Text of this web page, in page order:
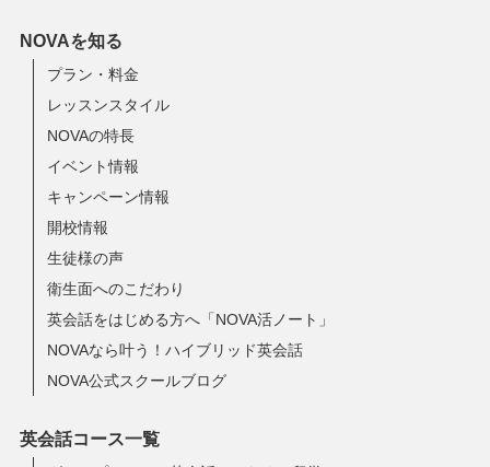
NOVAを知る
プラン・料金
レッスンスタイル
NOVAの特長
イベント情報
キャンペーン情報
開校情報
生徒様の声
衛生面へのこだわり
英会話をはじめる方へ「NOVA活ノート」
NOVAなら叶う！ハイブリッド英会話
NOVA公式スクールブログ
英会話コース一覧